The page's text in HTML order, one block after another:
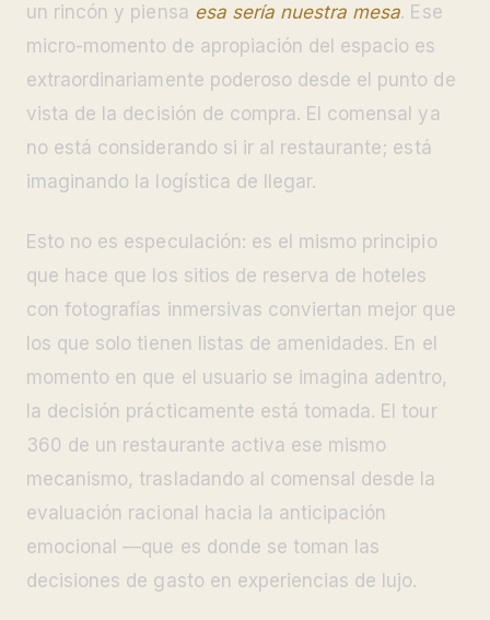
un rincón y piensa esa sería nuestra mesa. Ese
micro-momento de apropiación del espacio es
extraordinariamente poderoso desde el punto de
vista de la decisión de compra. El comensal ya
no está considerando si ir al restaurante; está
imaginando la logística de llegar.
Esto no es especulación: es el mismo principio
que hace que los sitios de reserva de hoteles
con fotografías inmersivas conviertan mejor que
los que solo tienen listas de amenidades. En el
momento en que el usuario se imagina adentro,
la decisión prácticamente está tomada. El tour
360 de un restaurante activa ese mismo
mecanismo, trasladando al comensal desde la
evaluación racional hacia la anticipación
emocional —que es donde se toman las
decisiones de gasto en experiencias de lujo.